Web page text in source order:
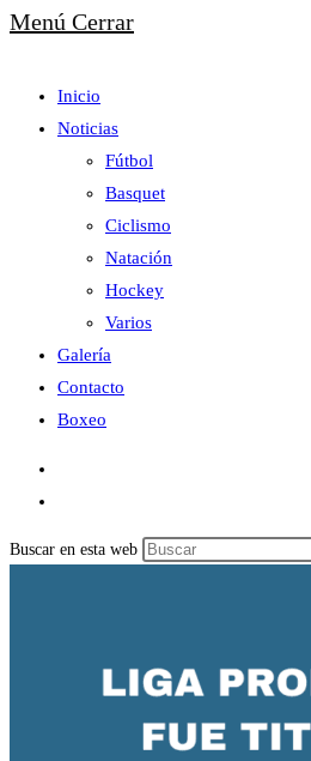
Menú Cerrar
Inicio
Noticias
Fútbol
Basquet
Ciclismo
Natación
Hockey
Varios
Galería
Contacto
Boxeo
Buscar en esta web